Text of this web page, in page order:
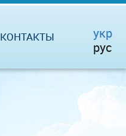
КОНТАКТЫ
укр
рус